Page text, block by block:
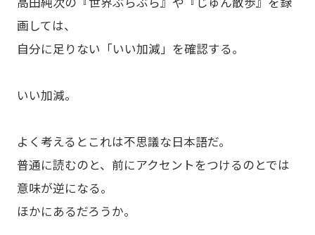
画しては、
自分に足りない「いい加減」を確認する。
いい加減。
よく考えるとこれは不思議な日本語だ。
普通に読むのと、前にアクセントをつけるのとでは
意味が逆になる。
ほかにあるだろうか。